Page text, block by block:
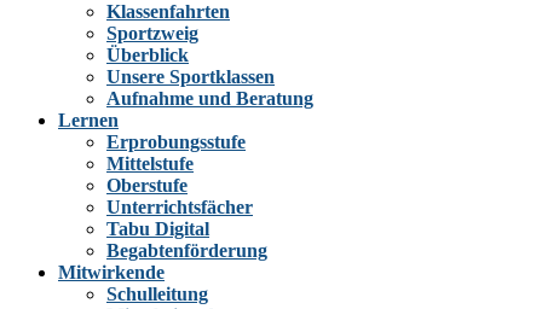
Klassenfahrten
Sportzweig
Überblick
Unsere Sportklassen
Aufnahme und Beratung
Lernen
Erprobungsstufe
Mittelstufe
Oberstufe
Unterrichtsfächer
Tabu Digital
Begabtenförderung
Mitwirkende
Schulleitung